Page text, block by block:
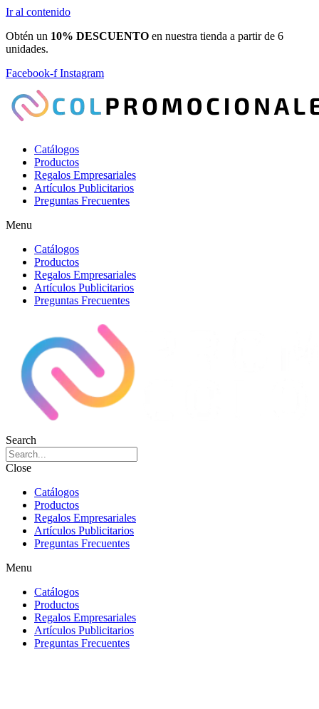
Ir al contenido
Obtén un 10% DESCUENTO en nuestra tienda a partir de 6
unidades.
Facebook-f Instagram
Catálogos
Productos
Regalos Empresariales
Artículos Publicitarios
Preguntas Frecuentes
Menu
Catálogos
Productos
Regalos Empresariales
Artículos Publicitarios
Preguntas Frecuentes
Search
Close
Catálogos
Productos
Regalos Empresariales
Artículos Publicitarios
Preguntas Frecuentes
Menu
Catálogos
Productos
Regalos Empresariales
Artículos Publicitarios
Preguntas Frecuentes